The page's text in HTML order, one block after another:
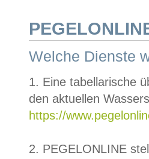
Welche Dienste
1. Eine tabellarische
den aktuellen
https://
2. PEGELONLINE